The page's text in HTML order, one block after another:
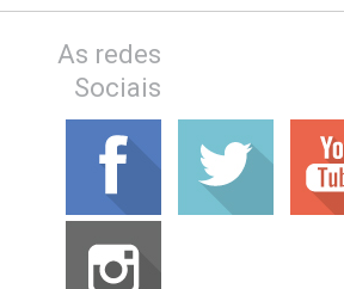
As redes
Sociais